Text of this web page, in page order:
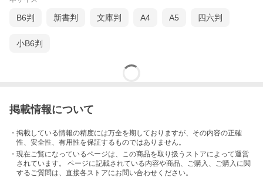
B6判 新書判 文庫判 A4 A5 四六判
小B6判
掲載情報について
・掲載している情報の精度には万全を期しておりますが、その内容の正確
性、安全性、有用性を保証するものではありません。
・現在ご覧になっているページは、この商品を取り扱うストアによって運営
されています。 ページに記載されている内容や商品、ご購入 、ご購入に関
するご質問は、直接各ストアにお問い合わせください。